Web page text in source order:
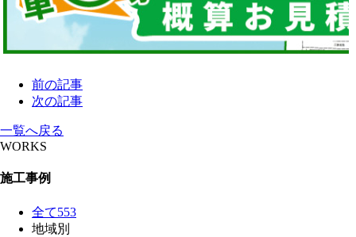
前の記事
次の記事
一覧へ戻る
WORKS
施工事例
全て553
地域別